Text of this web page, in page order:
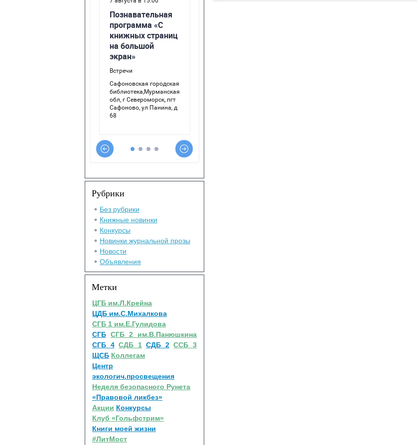
Рубрики
Без рубрики
Книжные новинки
Конкурсы
Новинки журнальной прозы
Новости
Объявления
Метки
ЦГБ им.Л.Крейна
ЦДБ им.С.Михалкова
СГБ 1 им.Е.Гулидова
СГБ СГБ 2 им.В.Панюшкина
СГБ 4 СДБ 1 СДБ 2 ССБ 3
ЩСБ Коллегам
Центр
экологич.просвещения
Неделя безопасного Рунета
«Правовой ликбез»
Акции Конкурсы
Клуб «Гольфстрим»
Книги моей жизни
#ЛитМост